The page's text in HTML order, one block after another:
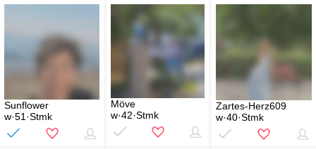
Sunflower
w·51·Stmk
Möve
w·42·Stmk
Zartes-Herz609
w·40·Stmk